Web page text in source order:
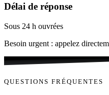
Délai de réponse
Sous 24 h ouvrées
Besoin urgent : appelez
QUESTIONS FRÉQUENTES